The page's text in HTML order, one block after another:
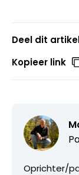
Deel dit
Kopieer link
Oprichter/